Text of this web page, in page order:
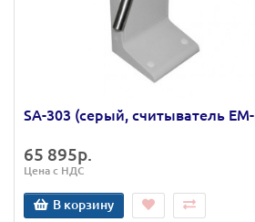
SA-303 (серый, считыватель
65 895р.
Цена с НДС
В корзину